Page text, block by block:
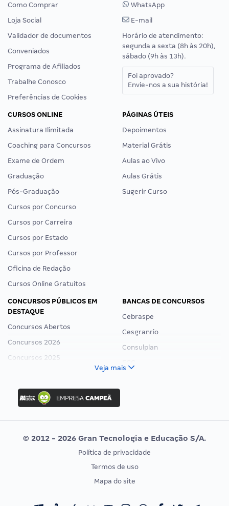
Como Comprar
Loja Social
Validador de documentos
Conveniados
Programa de Afiliados
Trabalhe Conosco
Preferências de Cookies
WhatsApp
E-mail
Horário de atendimento:
segunda a sexta (8h às 20h),
sábado (9h às 13h).
Foi aprovado?
Envie-nos a sua história!
CURSOS ONLINE
Assinatura Ilimitada
Coaching para Concursos
Exame de Ordem
Graduação
Pós-Graduação
Cursos por Concurso
Cursos por Carreira
Cursos por Estado
Cursos por Professor
Oficina de Redação
Cursos Online Gratuitos
PÁGINAS ÚTEIS
Depoimentos
Material Grátis
Aulas ao Vivo
Aulas Grátis
Sugerir Curso
CONCURSOS PÚBLICOS EM
DESTAQUE
Concursos Abertos
Concursos 2026
Concursos 2025
Concurso Nacional Unificado
Concurso Ibama
Concurso MPU
Editais publicados
BANCAS DE CONCURSOS
Cebraspe
Cesgranrio
Consulplan
Vunesp
CONCURSOS POR PROFISSÃO
Concursos Fiscais
EXAME DE ORDEM
Calendário OAB
Veja mais
© 2012 - 2026 Gran Tecnologia e Educação S/A.
Política de privacidade
Termos de uso
Mapa do site